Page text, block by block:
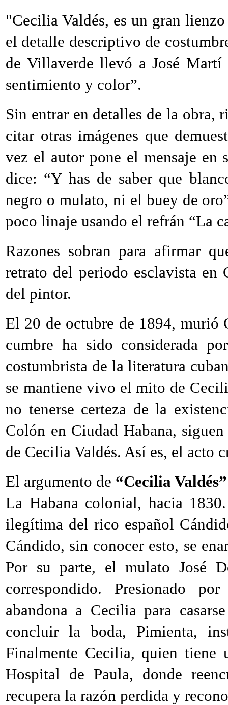
"Cecilia Valdés, es un gran
el detalle descriptivo de
de Villaverde llevó a José Martí
sentimiento y color”.
Sin entrar en detalles de la obra,
citar otras imágenes que
vez el autor pone el mensaje en
dice: “Y has de saber que
negro o mulato, ni el buey de
poco linaje usando el refrán “La
Razones sobran para afirmar
retrato del periodo esclavista en
del pintor.
El 20 de octubre de 1894,
cumbre ha sido considerada
costumbrista de la literatura
se mantiene vivo el mito de
no tenerse certeza de la
Colón en Ciudad Habana,
de Cecilia Valdés. Así es, el acto
El argumento de “Cecilia Valdés”
La Habana colonial, hacia
ilegítima del rico español
Cándido, sin conocer esto, se
Por su parte, el mulato José
correspondido. Presionado
abandona a Cecilia para
concluir la boda, Pimienta,
Finalmente Cecilia, quien
Hospital de Paula, donde
recupera la razón perdida y